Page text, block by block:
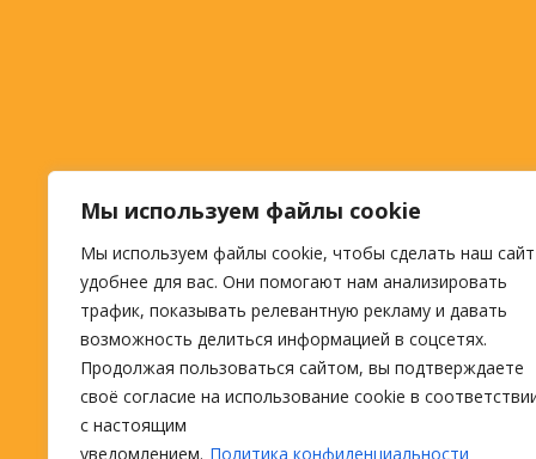
Мы используем файлы cookie
Мы используем файлы cookie, чтобы сделать наш сайт
удобнее для вас. Они помогают нам анализировать
трафик, показывать релевантную рекламу и давать
возможность делиться информацией в соцсетях.
Продолжая пользоваться сайтом, вы подтверждаете
своё согласие на использование cookie в
с настоящим
уведомлением. Политика конфиденциальности